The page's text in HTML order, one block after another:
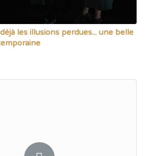
les illusions perdues... une belle